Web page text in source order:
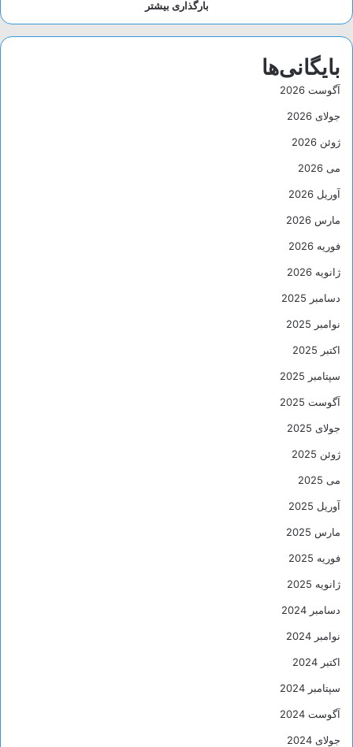
بارگذاری بیشتر
بایگانی‌ها
آگوست 2026
جولای 2026
ژوئن 2026
می 2026
آوریل 2026
مارس 2026
فوریه 2026
ژانویه 2026
دسامبر 2025
نوامبر 2025
اکتبر 2025
سپتامبر 2025
آگوست 2025
جولای 2025
ژوئن 2025
می 2025
آوریل 2025
مارس 2025
فوریه 2025
ژانویه 2025
دسامبر 2024
نوامبر 2024
اکتبر 2024
سپتامبر 2024
آگوست 2024
جولای 2024